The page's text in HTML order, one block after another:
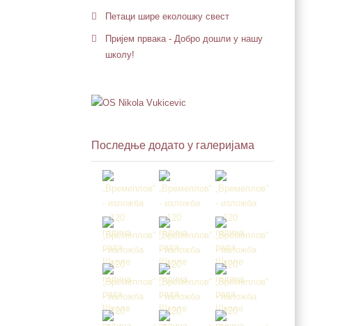
Петaци шире еколошку свест
Пријем првака - Добро дошли у нашу
школу!
Последње додато у галеријама